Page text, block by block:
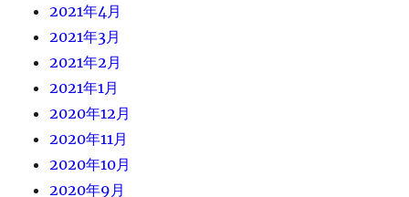
2021年4月
2021年3月
2021年2月
2021年1月
2020年12月
2020年11月
2020年10月
2020年9月